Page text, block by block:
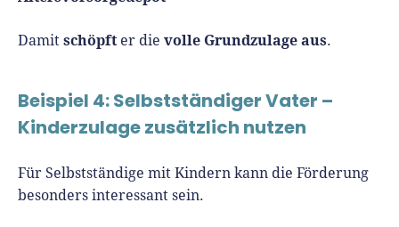
Damit schöpft er die volle Grundzulage aus.
Beispiel 4: Selbstständiger Vater –
Kinderzulage zusätzlich nutzen
Für Selbstständige mit Kindern kann die Förderung
besonders interessant sein.